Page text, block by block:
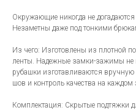
Окружающие никогда не догадаются
Незаметны даже под тонкими
Из чего: Изготовлены из плотной
ленты. Надежные замки-зажимы не
рубашки изготавливаются
шов и контроль качества на каждом
Комплектация: Скрытые подтяжки